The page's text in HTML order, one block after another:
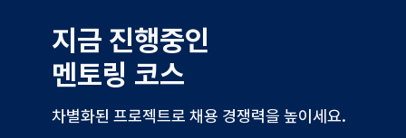
지금 진행중인
멘토링 코스
차별화된 프로젝트로 채용 경쟁력을 높이세요.